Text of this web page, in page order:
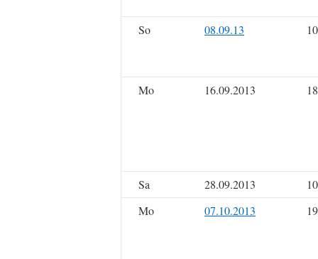
So 08.09.13
Mo 16.09.2013
Sa 28.09.2013
Mo
07.10.2013